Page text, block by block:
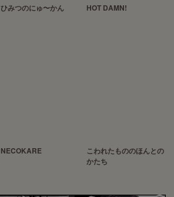
ひみつのにゅ〜かん HOT DAMN!
NECOKARE
こわれたもののほんとの
かたち